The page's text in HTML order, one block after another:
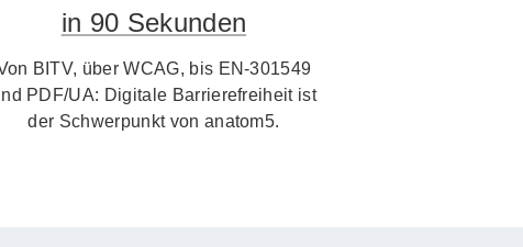
in 90 Sekunden
BITV, über WCAG, bis EN-301549
PDF/UA: Digitale Barrierefreiheit ist
der Schwerpunkt von anatom5.